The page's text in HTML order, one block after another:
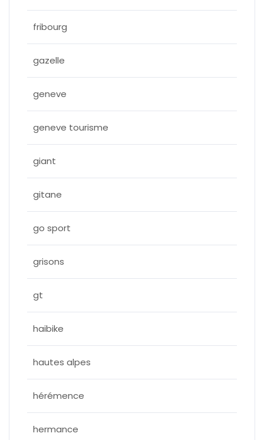
fribourg
gazelle
geneve
geneve tourisme
giant
gitane
go sport
grisons
gt
haibike
hautes alpes
hérémence
hermance